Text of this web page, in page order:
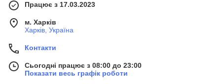
Працює з 17.03.2023
м. Харків
Харків, Україна
Контакти
Сьогодні працює з 08:00 до 23:00
Показати весь графік роботи